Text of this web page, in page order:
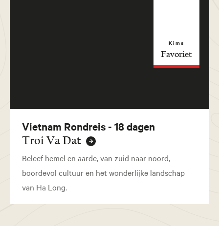
Kims
Favoriet
Vietnam Rondreis - 18 dagen
Troi Va Dat
Beleef hemel en aarde, van zuid naar noord,
boordevol cultuur en het wonderlijke landschap
van Ha Long.